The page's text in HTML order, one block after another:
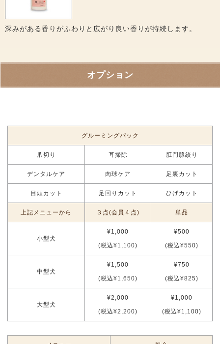
深みがある香りがふわりと広がり良い香りが持続します。
オプション
グルーミングパック
爪切り 耳掃除 肛門腺絞り
デンタルケア 肉球ケア 足裏カット
目頭カット 足回りカット ひげカット
上記メニューから ３点(会員４点) 単品
小型犬
¥1,000
(税込¥1,100)
¥500
(税込¥550)
中型犬
¥1,500
(税込¥1,650)
¥750
(税込¥825)
大型犬
¥2,000
(税込¥2,200)
¥1,000
(税込¥1,100)